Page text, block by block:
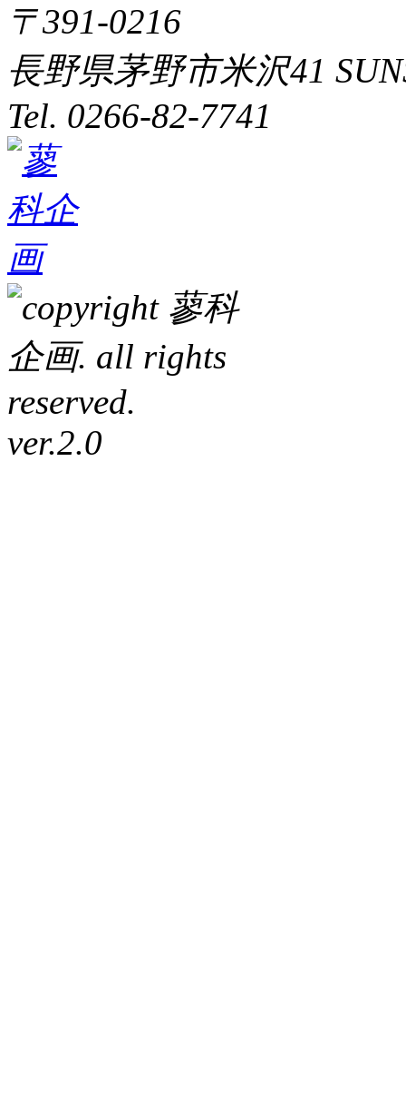
〒391-0216
長野県茅野市米沢41
Tel. 0266-82-7741
ver.2.0